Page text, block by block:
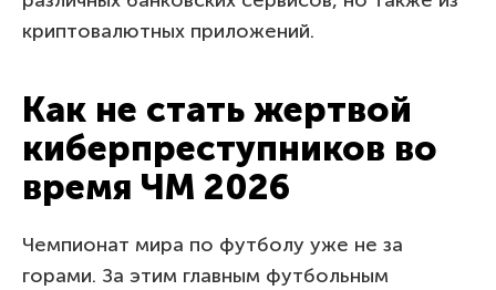
криптовалютных приложений.
Как не стать жертвой
киберпреступников во
время ЧМ 2026
Чемпионат мира по футболу уже не за
горами. За этим главным футбольным